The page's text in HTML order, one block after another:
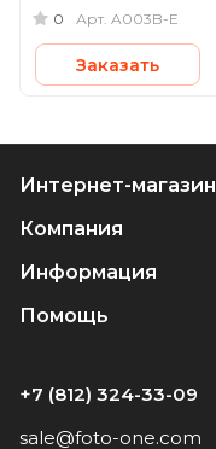
0 Арт. A003B-E
Заказать
Интернет-магазин
Компания
Информация
Помощь
+7 (812) 324-33-09
sale@foto-one.com